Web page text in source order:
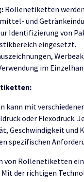
Rollenetiketten
und
Identifizierung von
eingesetzt.
im
kann mit
oder Flexodruck.
Geschwindigkeit und
spezifischen
von Rollenetiketten
der richtigen